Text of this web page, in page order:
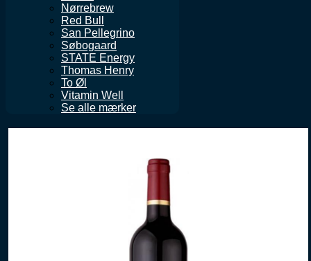
Nørrebrew
Red Bull
San Pellegrino
Søbogaard
STATE Energy
Thomas Henry
To Øl
Vitamin Well
Se alle mærker